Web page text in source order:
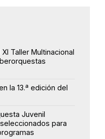
Taller Multinacional
la 13.ª edición del
Juvenil
para